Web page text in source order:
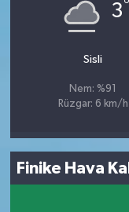
3°
Sisli
Nem: %91
Rüzgar: 6 km/h
Finike Hava